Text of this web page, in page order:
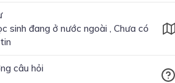
sinh đang ở nước ngoài , Chưa có
câu hỏi